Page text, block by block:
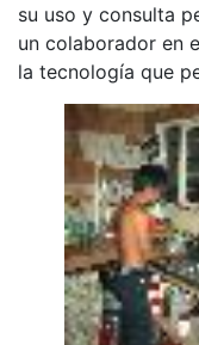
su uso y consulta
un colaborador en
la tecnología que